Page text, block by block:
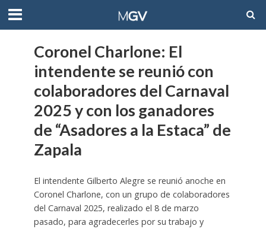
Coronel Charlone: El
intendente se reunió con
colaboradores del Carnaval
2025 y con los ganadores
de “Asadores a la Estaca” de
Zapala
El intendente Gilberto Alegre se reunió anoche en
Coronel Charlone, con un grupo de colaboradores
del Carnaval 2025, realizado el 8 de marzo
pasado, para agradecerles por su trabajo y